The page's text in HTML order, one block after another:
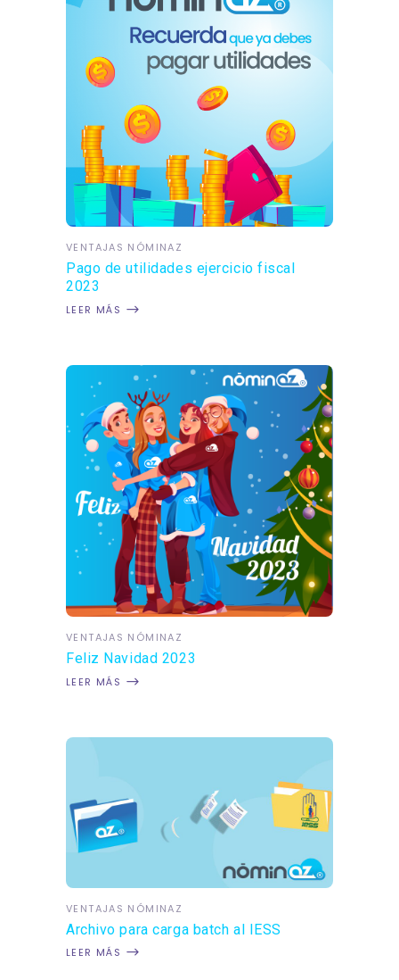
VENTAJAS NÓMINAZ
Pago de utilidades ejercicio fiscal
2023
LEER MÁS
VENTAJAS NÓMINAZ
Feliz Navidad 2023
LEER MÁS
VENTAJAS NÓMINAZ
Archivo para carga batch al IESS
LEER MÁS